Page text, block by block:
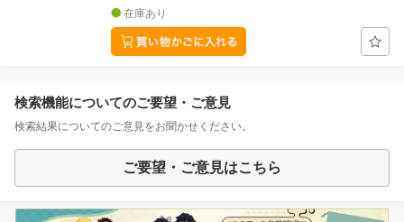
在庫あり
検索機能についてのご要望・ご意見
検索結果についてのご意見をお聞かせください。
ご要望・ご意見はこちら